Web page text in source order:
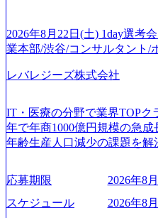
2026年8月22日(土) 1day選考
業本部/渋谷/コンサルタント/
レバレジーズ株式会社
IT・医療の分野で業界TOPク
年で年商1000億円規模の急
年齢生産人口減少の課題を
以上の事業を展開する オー
ており社内で新しい事業開発
本経営をとっており、事業創
応募期限
2026年8
スケジュール
2026年8